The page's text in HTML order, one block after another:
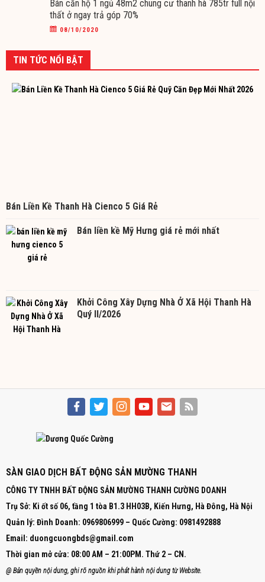
Bán căn hộ 1 ngủ 48m2 chung cư thanh hà 785tr full nội
thất ở ngay trả góp 70%
08/10/2020
TIN TỨC NỔI BẬT
Bán Liền Kề Thanh Hà Cienco 5 Giá Rẻ
Bán liền kề Mỹ Hưng giá rẻ mới nhất
Khởi Công Xây Dựng Nhà Ở Xã Hội Thanh Hà
Quý II/2026
SÀN GIAO DỊCH BẤT ĐỘNG SẢN MƯỜNG THANH
CÔNG TY TNHH BẤT ĐỘNG SẢN MƯỜNG THANH CƯỜNG DOANH
Trụ Sở: Ki ốt số 06, tầng 1 tòa B1.3 HH03B, Kiến Hưng, Hà Đông, Hà Nội
Quản lý: Đình Doanh: 0969806999 – Quốc Cường: 0981492888
Email: duongcuongbds@gmail.com
Thời gian mở cửa: 08:00 AM – 21:00PM. Thứ 2 – CN.
@ Bản quyền nội dung, ghi rõ nguồn khi phát hành nội dung từ Website.